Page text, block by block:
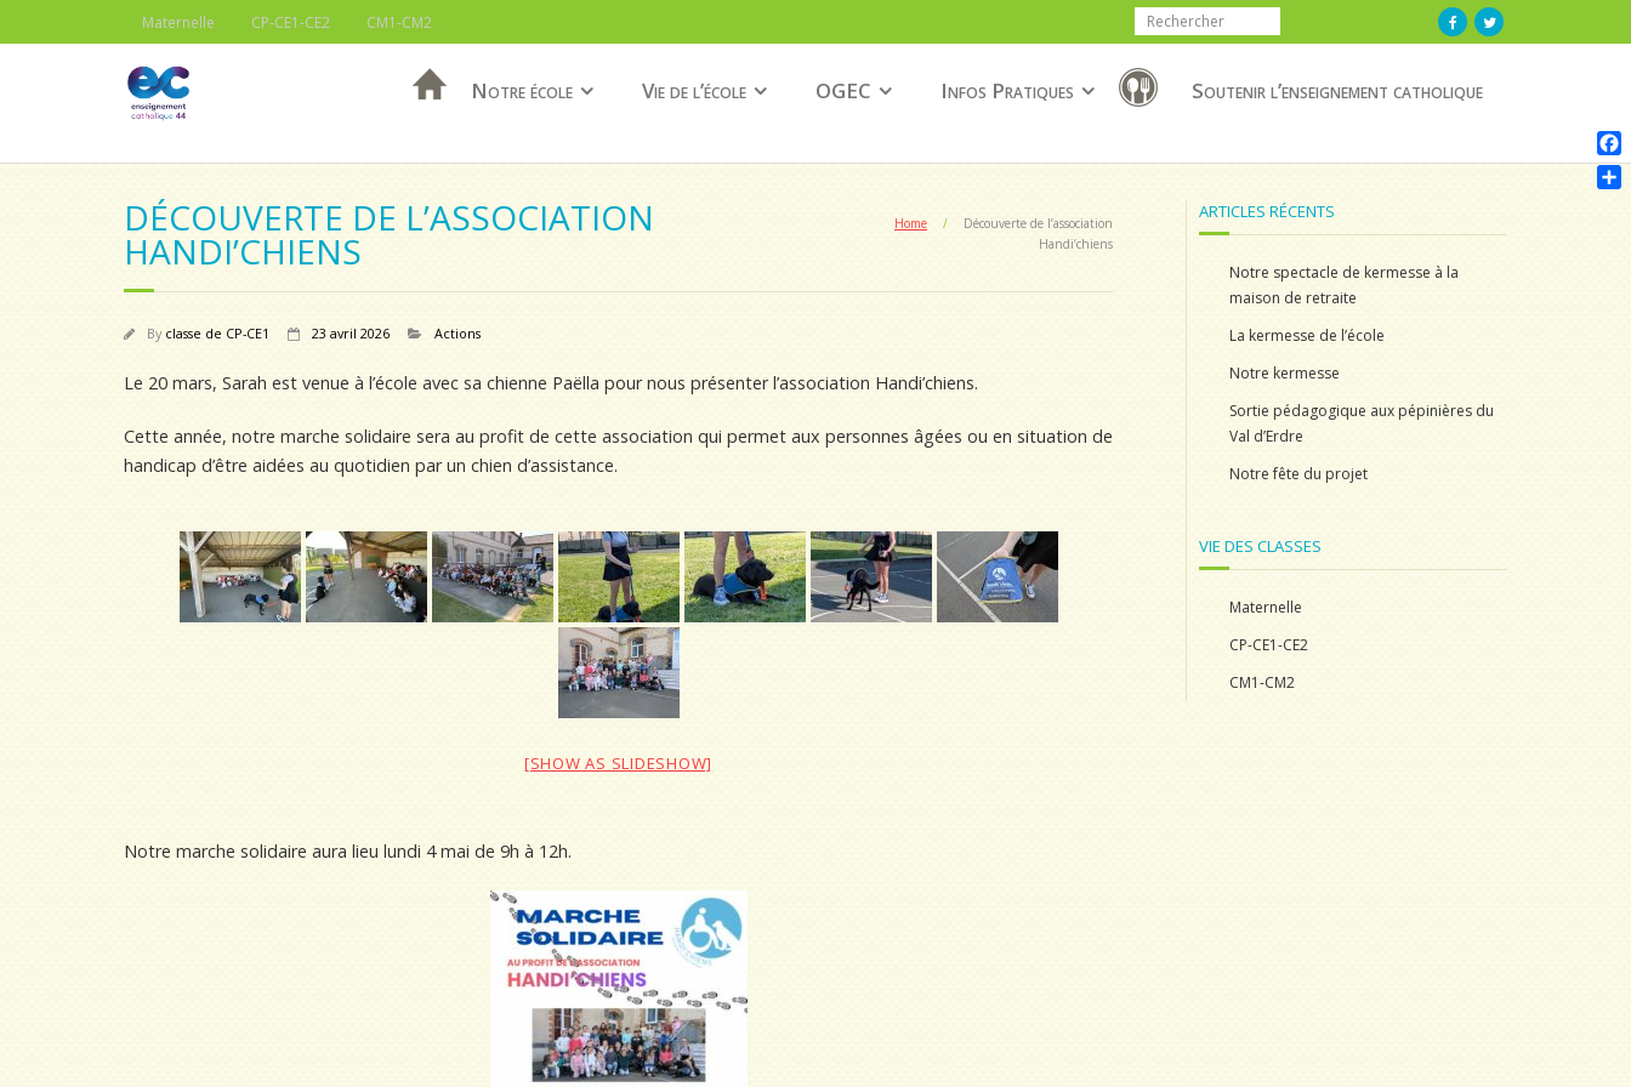
Maternelle CP-CE1-CE2 CM1-CM2
Notre école Vie de l’école OGEC Infos Pratiques Soutenir l’enseignement catholique
DÉCOUVERTE DE L’ASSOCIATION
HANDI’CHIENS
Home /
Découverte de l’association
Handi’chiens
By classe de CP-CE1 23 avril 2026 Actions
Le 20 mars, Sarah est venue à l’école avec sa chienne Paëlla pour nous présenter l’association Handi’chiens.
Cette année, notre marche solidaire sera au profit de cette association qui permet aux personnes âgées ou en situation de
handicap d’être aidées au quotidien par un chien d’assistance.
[SHOW AS SLIDESHOW]
Notre marche solidaire aura lieu lundi 4 mai de 9h à 12h.
ARTICLES RÉCENTS
Notre spectacle de kermesse à la
maison de retraite
La kermesse de l’école
Notre kermesse
Sortie pédagogique aux pépinières du
Val d’Erdre
Notre fête du projet
VIE DES CLASSES
Maternelle
CP-CE1-CE2
CM1-CM2
F
a